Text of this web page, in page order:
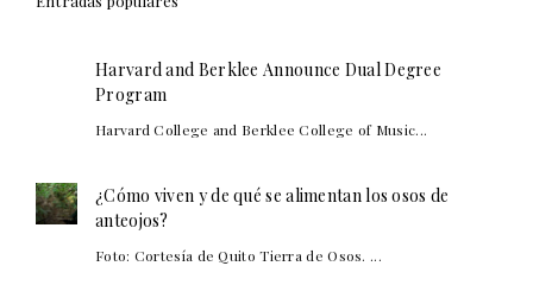
Harvard and Berklee Announce Dual Degree
Program
Harvard College and Berklee College of Music...
¿Cómo viven y de qué se alimentan los osos de
anteojos?
Foto: Cortesía de Quito Tierra de Osos. ...